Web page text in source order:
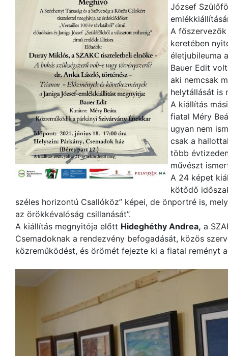
József
A
keretében
életjubileuma
Bauer Edit
aki nemcsak
helytállását is
A kiállítás
fiatal Méry
ugyan nem
csak a
több
művészt
A 24 képet
kötődő
széles horizontú Csallóköz” képei, de önportré is,
az örökkévalóság csillanását”.
A kiállítás megnyitója előtt Hideghéthy Andrea, a
Csemadoknak a rendezvény befogadását, közös
közreműködést, és örömét fejezte ki a fiatal reményt